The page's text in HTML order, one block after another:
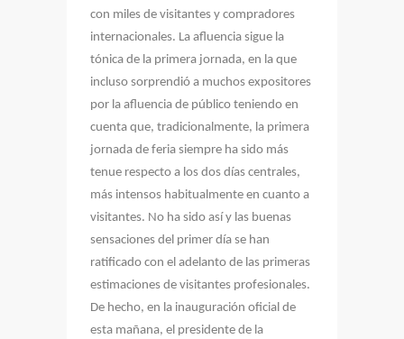
con miles de visitantes y compradores
internacionales. La afluencia sigue la
tónica de la primera jornada, en la que
incluso sorprendió a muchos expositores
por la afluencia de público teniendo en
cuenta que, tradicionalmente, la primera
jornada de feria siempre ha sido más
tenue respecto a los dos días centrales,
más intensos habitualmente en cuanto a
visitantes. No ha sido así y las buenas
sensaciones del primer día se han
ratificado con el adelanto de las primeras
estimaciones de visitantes profesionales.
De hecho, en la inauguración oficial de
esta mañana, el presidente de la